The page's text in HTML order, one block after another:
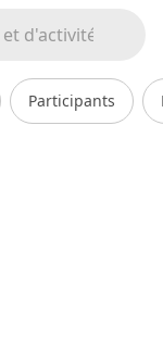
Participants